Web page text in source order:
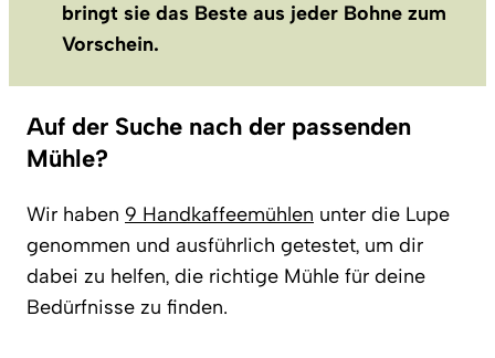
bringt sie das Beste aus jeder Bohne zum
Vorschein.
Auf der Suche nach der passenden
Mühle?
Wir haben 9 Handkaffeemühlen unter die Lupe
genommen und ausführlich getestet, um dir
dabei zu helfen, die richtige Mühle für deine
Bedürfnisse zu finden.